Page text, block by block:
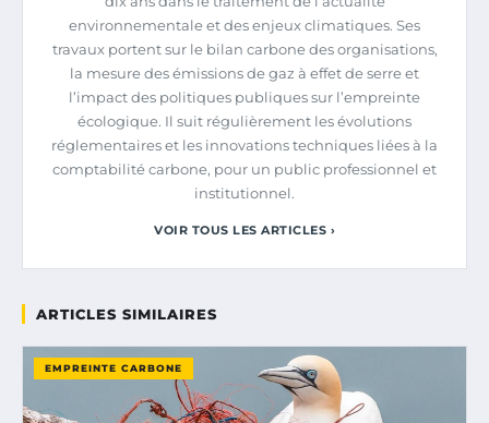
environnementale et des enjeux climatiques. Ses
travaux portent sur le bilan carbone des organisations,
la mesure des émissions de gaz à effet de serre et
l’impact des politiques publiques sur l’empreinte
écologique. Il suit régulièrement les évolutions
réglementaires et les innovations techniques liées à la
comptabilité carbone, pour un public professionnel et
institutionnel.
VOIR TOUS LES ARTICLES ›
ARTICLES SIMILAIRES
EMPREINTE CARBONE